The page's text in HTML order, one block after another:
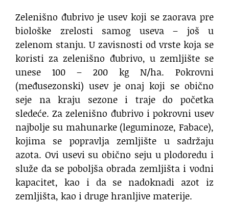
Zelenišno đubrivo je usev koji se zaorava pre
biološke zrelosti samog useva – još u
zelenom stanju. U zavisnosti od vrste koja se
koristi za zelenišno đubrivo, u zemljište se
unese 100 – 200 kg N/ha. Pokrovni
(međusezonski) usev je onaj koji se obično
seje na kraju sezone i traje do početka
sledeće. Za zelenišno đubrivo i pokrovni usev
najbolje su mahunarke (leguminoze, Fabace),
kojima se popravlja zemljište u sadržaju
azota. Ovi usevi su obično seju u plodoredu i
služe da se poboljša obrada zemljišta i vodni
kapacitet, kao i da se nadoknadi azot iz
zemljišta, kao i druge hranljive materije.